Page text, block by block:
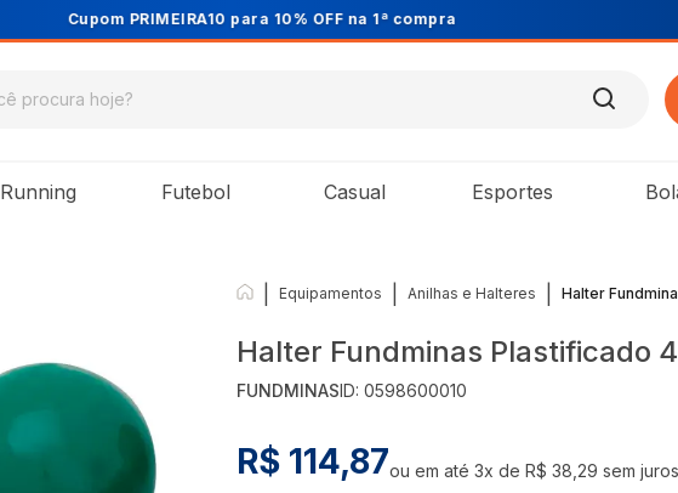
Cupom PRIMEIRA10 para 10% OFF na 1ª compra
Running Futebol Casual Esportes
Equipamentos Anilhas e Halteres Halter
Halter Fundminas Plastificado
FUNDMINASID:0598600010
R$ 114,87ou em até3x deR$ 38,29 sem juros